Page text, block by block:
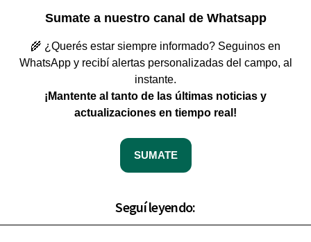
Sumate a nuestro canal de Whatsapp
🌾 ¿Querés estar siempre informado? Seguinos en
WhatsApp y recibí alertas personalizadas del campo, al
instante.
¡Mantente al tanto de las últimas noticias y
actualizaciones en tiempo real!
SUMATE
Seguí leyendo: